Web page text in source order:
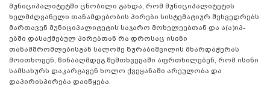
მუნიციპალიტეტში ცნობილი გახდა, რომ მუნიციპალიტეტის
ხელმძღვანელი თანამდებობის პირები სისტემატიურ შეხვედრებს
მართავენ მუნიციპალიტეტის საჯარო მოხელეებთან და ა(ა)იპ-
ებში დასაქმებულ პირებთან რა დროსაც ისინი
თანამშრომლებისგან სალომე ზურაბიშვილის მხარდაჭერას
მოითხოვენ, წინააღმდეგ შემთხვევაში აფრთხილებენ, რომ ისინი
სამსახურს დაკარგავენ ხოლო ქვეყანაში არეულობა და
დაპირისპირება დაიწყება.